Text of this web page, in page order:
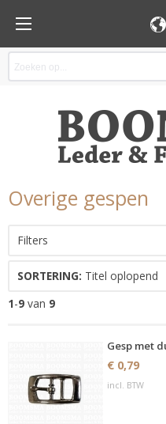
Overige gespen
Filters
SORTERING: Titel oplopend
1-9 van 9
Gesp met
€ 0,79
incl. BTW